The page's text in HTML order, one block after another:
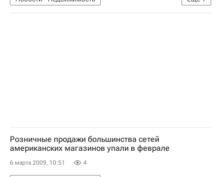
Коммерческая недвижимость
Розничные продажи большинства сетей
американских магазинов упали в феврале
6 марта 2009, 10:51 4